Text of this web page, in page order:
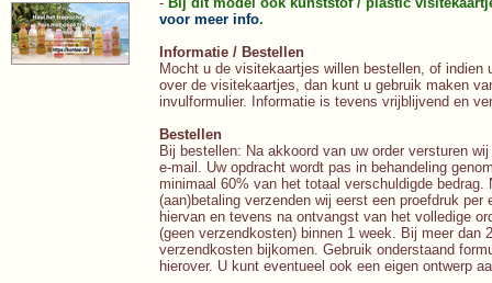
voor meer info.
Informatie / Bestellen
Mocht u de visitekaartjes willen bestellen, of indien
over de visitekaartjes, dan kunt u gebruik maken
invulformulier. Informatie is tevens vrijblijvend en
Bestellen
Bij bestellen: Na akkoord van uw order versturen
e-mail. Uw opdracht wordt pas in behandeling
minimaal 60% van het totaal verschuldigde bedrag.
(aan)betaling verzenden wij eerst een proefdruk per
hiervan en tevens na ontvangst van het volledige
(geen verzendkosten) binnen 1 week. Bij meer dan
verzendkosten bijkomen. Gebruik onderstaand
hierover. U kunt eventueel ook een eigen ontwerp